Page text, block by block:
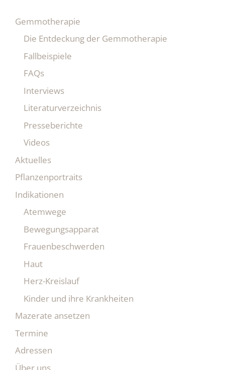
Gemmotherapie
Die Entdeckung der Gemmotherapie
Fallbeispiele
FAQs
Interviews
Literaturverzeichnis
Presseberichte
Videos
Aktuelles
Pflanzenportraits
Indikationen
Atemwege
Bewegungsapparat
Frauenbeschwerden
Haut
Herz-Kreislauf
Kinder und ihre Krankheiten
Mazerate ansetzen
Termine
Adressen